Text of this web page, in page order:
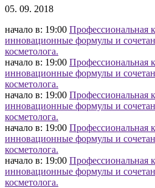
05. 09. 2018
начало в: 19:00 Профессиональная
инновационные формулы и
косметолога.
начало в: 19:00 Профессиональная
инновационные формулы и
косметолога.
начало в: 19:00 Профессиональная
инновационные формулы и
косметолога.
начало в: 19:00 Профессиональная
инновационные формулы и
косметолога.
начало в: 19:00 Профессиональная
инновационные формулы и
косметолога.